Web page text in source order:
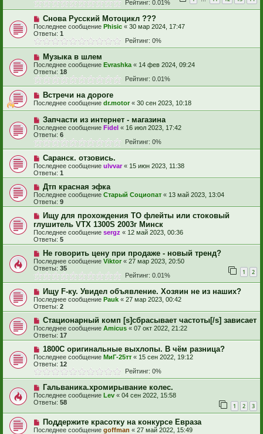
Рейтинг: 0.01%
Снова Русский Мотоцикл ???
Последнее сообщение Phisic « 30 мар 2024, 17:47
Ответы: 1
Рейтинг: 0%
Музыка в шлем
Последнее сообщение Evrashka « 14 фев 2024, 09:24
Ответы: 18
Рейтинг: 0.01%
Встречи на дороге
Последнее сообщение dr.motor« 30 сен 2023, 10:18
Запчасти из интернет - магазина
Последнее сообщение Fidel « 16 июл 2023, 17:42
Ответы: 6
Рейтинг: 0%
Саранск. отзовись.
Последнее сообщение ulvvar« 15 июн 2023, 11:38
Ответы: 1
Дтп красная эфка
Последнее сообщение Старый Социопат « 13 май 2023, 13:04
Ответы: 9
Ищу для прохождения ТО флейты или стоковый
глушитель VTX 1300S 2003г Минск
Последнее сообщение sergz « 12 май 2023, 00:36
Ответы: 5
Не говорить цену при продаже - новый тренд?
Последнее сообщение Viktor « 27 мар 2023, 20:50
Ответы: 35 1 2
Рейтинг: 0.01%
Ищу F-ку. Увидел объявление. Хозяин не из наших?
Последнее сообщение Pauk « 27 мар 2023, 00:42
Ответы: 2
Стационарный комп [s]сбрасывает частоты[/s] зависает
Последнее сообщение Amicus « 07 окт 2022, 21:22
Ответы: 17
1800C оригинальные выхлопы. В чём разница?
Последнее сообщение МиГ-25тт « 15 сен 2022, 19:12
Ответы: 12
Рейтинг: 0%
Гальваника.хромирывание колес.
Последнее сообщение Lev « 04 сен 2022, 15:58
Ответы: 58 1 2 3
Поддержите красотку на конкурсе Евраза
Последнее сообщение goffman « 27 май 2022, 15:49